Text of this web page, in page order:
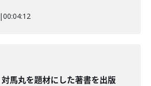
|00:04:12
対馬丸を題材にした著書を出版